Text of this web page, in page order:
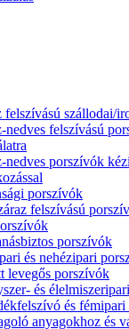
felszívású szállodai/
nedves felszívású
nedves porszívók
porszívók
felszívású
porszívók
és nehézipari
levegős porszívók
és
és
anyagokhoz és